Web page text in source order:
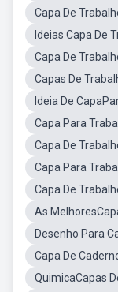
Capa De
Ideias Capa De
Capa De
Capas De
Ideia De
Capa Para
Capa De
Capa Para
Capa De
As
Desenho Para
Capa De
QuimicaCapas